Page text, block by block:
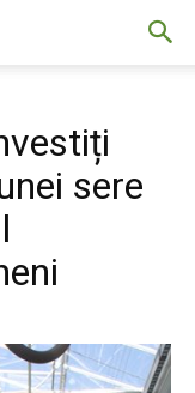
sere